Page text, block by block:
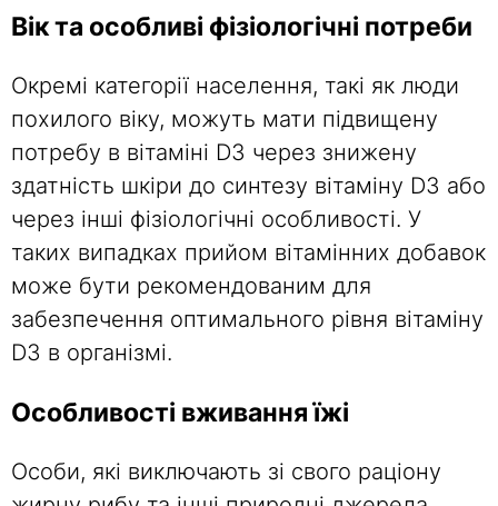
Вік та особливі фізіологічні потреби
Окремі категорії населення, такі як люди
похилого віку, можуть мати підвищену
потребу в вітаміні D3 через знижену
здатність шкіри до синтезу вітаміну D3 або
через інші фізіологічні особливості. У
таких випадках прийом вітамінних добавок
може бути рекомендованим для
забезпечення оптимального рівня вітаміну
D3 в організмі.
Особливості вживання їжі
Особи, які виключають зі свого раціону